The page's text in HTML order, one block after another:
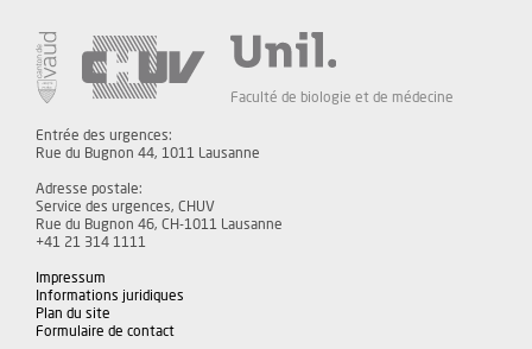
Faculté de biologie et de médecine
Entrée des urgences:
Rue du Bugnon 44, 1011 Lausanne
Adresse postale:
Service des urgences, CHUV
Rue du Bugnon 46, CH-1011 Lausanne
+41 21 314 1111
Impressum
Informations juridiques
Plan du site
Formulaire de contact